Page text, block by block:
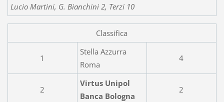
Lucio Martini, G. Bianchini 2, Terzi 10
Classifica
1
Stella Azzurra
Roma
4
2
Virtus Unipol
Banca Bologna
2